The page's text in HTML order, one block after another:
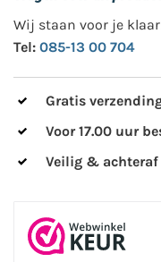
Wij staan voor je
Tel: 085-13 00 704
Gratis
Voor 17.00 uur
Veilig & achteraf